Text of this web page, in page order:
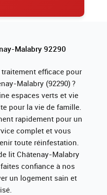
Malabry 92290
efficace pour
Malabry (92290) ?
espaces verts et vie
pour la vie de famille.
rapidement pour un
complet et vous
toute réinfestation.
lit Châtenay-Malabry
confiance à nos
un logement sain et